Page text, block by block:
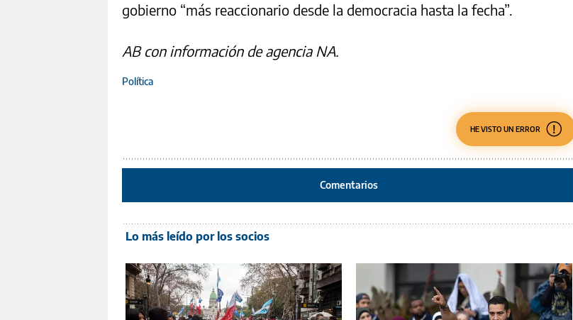
gobierno “más reaccionario desde la democracia hasta la fecha”.
AB con información de agencia NA.
Política
HE VISTO UN ERROR
Comentarios
Lo más leído por los socios